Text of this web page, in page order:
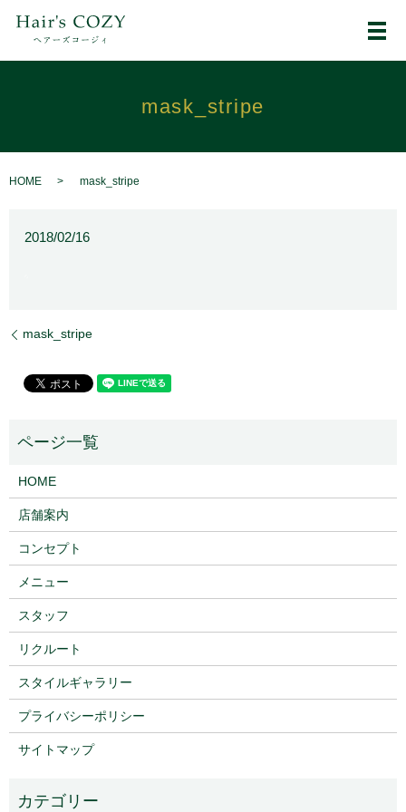
メ
mask_stripe
HOME mask_stripe
2018/02/16
mask_stripe
HOME
店舗案内
コンセプト
メニュー
スタッフ
リクルート
スタイルギャラリー
プライバシーポリシー
サイトマップ